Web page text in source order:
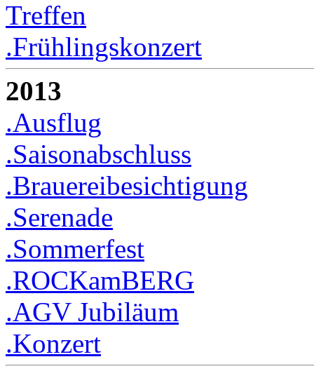
Treffen
.Frühlingskonzert
2013
.Ausflug
.Saisonabschluss
.Brauereibesichtigung
.Serenade
.Sommerfest
.ROCKamBERG
.AGV Jubiläum
.Konzert